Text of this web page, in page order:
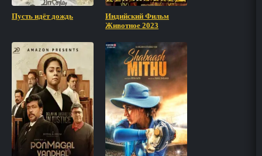
Пусть идёт дождь
Индийский Фильм
Животное 2023